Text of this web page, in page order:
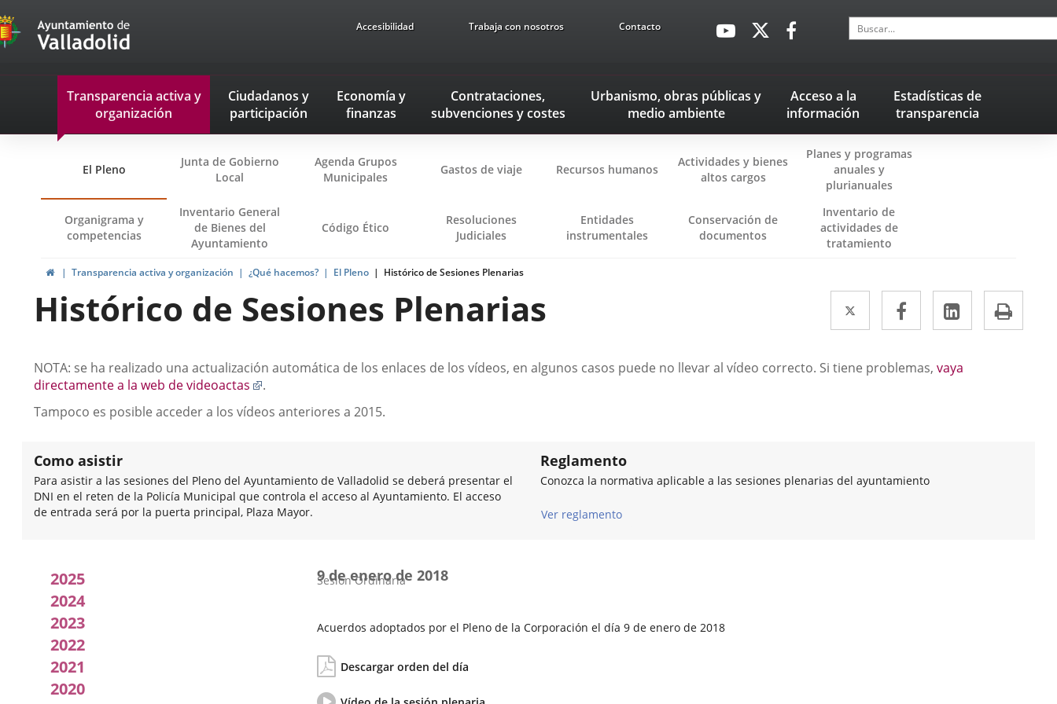
Transparencia Accesibilidad Trabaja con nosotros Contacto
Enlace
aplicación
externa.
Enlace
aplicación
externa.
aplicación
externa.
Buscar
navegación
Transparencia
Transparencia activa y
organización
Ciudadanos y
participación
Economía y
finanzas
Contrataciones,
subvenciones y costes
Urbanismo, obras públicas y
medio ambiente
Acceso a la
información
Estadísticas de
transparencia
El Pleno
Junta de Gobierno
Local
Agenda Grupos
Municipales
Gastos de viaje Recursos humanos
Actividades y bienes
altos cargos
Planes y programas
anuales y
plurianuales
Organigrama y
competencias
Inventario General
de Bienes del
Ayuntamiento
Código Ético
Resoluciones
Judiciales
Entidades
instrumentales
Conservación de
documentos
Enlace
Inventario de
actividades de
tratamiento
InicioTransparencia activa y organización ¿Qué hacemos? El Pleno Histórico de Sesiones Plenarias
Histórico de Sesiones Plenarias Twitter
Enlace
a
una
aplicación
Facebook
Enlace
a
aplicación
LinkedIn
Enlace
a
Descripción
NOTA: se ha realizado una actualización automática de los enlaces de los vídeos, en algunos casos puede no llevar al vídeo correcto. Si tiene problemas, vaya
directamente a la web de videoactas
Enlace
una
.
Tampoco es posible acceder a los vídeos anteriores a 2015.
Como asistir
Para asistir a las sesiones del Pleno del Ayuntamiento de Valladolid se deberá presentar el
DNI en el reten de la Policía Municipal que controla el acceso al Ayuntamiento. El acceso
de entrada será por la puerta principal, Plaza Mayor.
Reglamento
Conozca la normativa aplicable a las sesiones plenarias del ayuntamiento
Ver reglamento
Acuerdos
adoptados
por
el
2025
2024
2023
2022
2021
2020
Acuerdos adoptados por el Pleno de la Corporación el día 9 de enero de 2018
Sesión Ordinaria
de
la
Sesión
9 de enero de 2018
del
día
Descargar orden del día
Vídeo